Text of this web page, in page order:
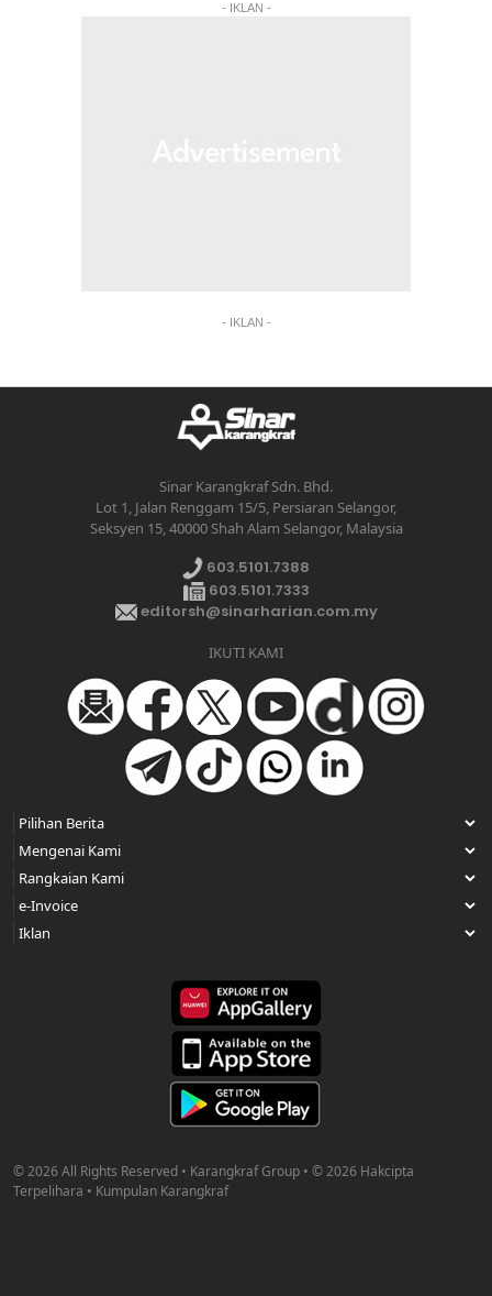
- IKLAN -
- IKLAN -
Sinar Karangkraf Sdn. Bhd.
Lot 1, Jalan Renggam 15/5, Persiaran Selangor,
Seksyen 15, 40000 Shah Alam Selangor, Malaysia
603.5101.7388
603.5101.7333
editorsh@sinarharian.com.my
IKUTI KAMI
© 2026 All Rights Reserved • Karangkraf Group • © 2026 Hakcipta
Terpelihara • Kumpulan Karangkraf